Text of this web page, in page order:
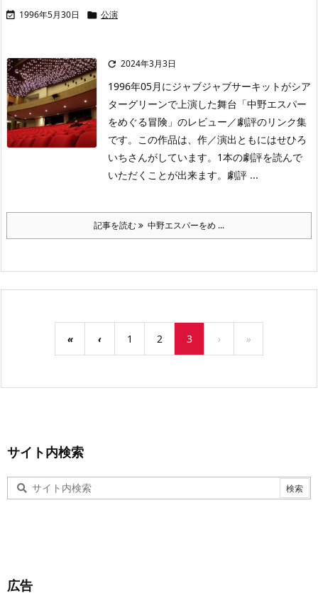
 1996年5月30日  公演
 2024年3月3日
1996年05月にジャブジャブサーキットがシア
ターグリーンで上演した舞台「中野エスパー
をめぐる冒険」のレビュー／劇評のリンク集
です。この作品は、作／演出ともにはせひろ
いちさんがしています。1本の劇評を読んで
いただくことが出来ます。劇評 ...
記事を読む 中野エスパーをめ ...
« ‹ 1 2 3 › »
サイト内検索
広告